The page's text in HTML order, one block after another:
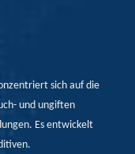
sich auf die
und ungiften
Es entwickelt